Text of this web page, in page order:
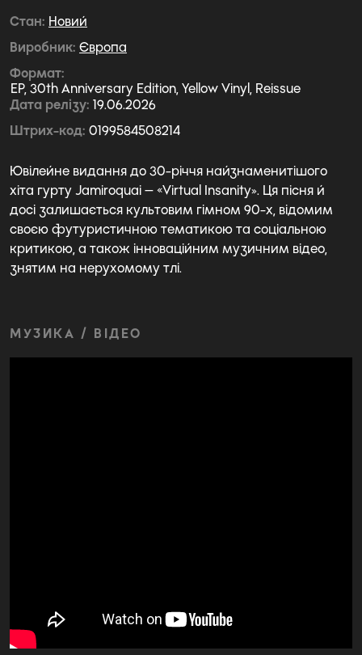
Стан Новий
Виробник Європа
Формат
EP, 30th Anniversary Edition, Yellow Vinyl, Reissue
Дата релізу 19.06.2026
Штрих-код 0199584508214
Ювілейне видання до 30-річчя найзнаменитішого
хіта гурту Jamiroquai — «Virtual Insanity». Ця пісня й
досі залишається культовим гімном 90-х, відомим
своєю футуристичною тематикою та соціальною
критикою, а також інноваційним музичним відео,
знятим на нерухомому тлі.
МУЗИКА / ВІДЕО